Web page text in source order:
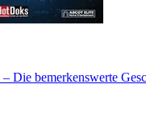
bemerkenswerte